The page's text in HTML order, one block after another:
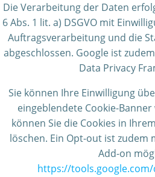
Die Verarbeitung der Daten
6 Abs. 1 lit. a) DSGVO mit
Auftragsverarbeitung und die
abgeschlossen. Google ist
Data Privacy
Sie können Ihre Einwilligung
eingeblendete Cookie-
können Sie die Cookies in
löschen. Ein Opt-out ist zudem
Add-on
https://